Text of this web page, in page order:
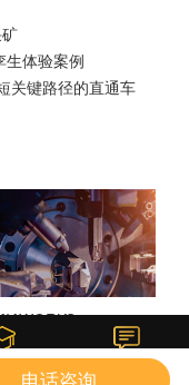
生体验案例
关键路径的直通车
电话咨询